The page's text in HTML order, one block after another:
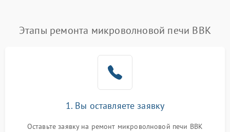
Появление запаха гари Подробнее →
2200 ₽
Не работают сенсорные
Этапы ремонта микроволновой печи BBK
1. Вы оставляете заявку
Оставьте заявку на ремонт микроволновой печи BBK